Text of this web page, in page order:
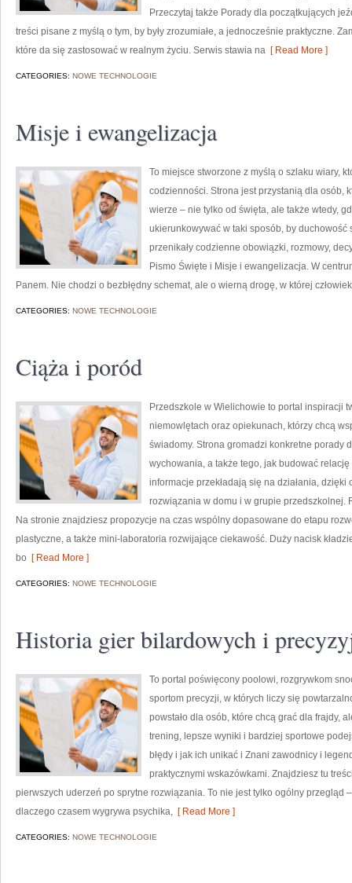
Przeczytaj także Porady dla początkujących
treści pisane z myślą o tym, by były zrozumiałe, a jednocześnie praktyczne.
które da się zastosować w realnym życiu. Serwis stawia na [ Read More ]
CATEGORIES: NOWE TECHNOLOGIE
Misje i ewangelizacja
To miejsce stworzone z myślą o szlaku wiary,
codzienności. Strona jest przystanią dla osób,
wierze – nie tylko od święta, ale także wtedy,
ukierunkowywać w taki sposób, by duchowość
przenikały codzienne obowiązki, rozmowy,
Pismo Święte i Misje i ewangelizacja. W
Panem. Nie chodzi o bezbłędny schemat, ale o wierną drogę, w której
CATEGORIES: NOWE TECHNOLOGIE
Ciąża i poród
Przedszkole w Wielichowie to portal inspiracji
niemowlętach oraz opiekunach, którzy chcą
świadomy. Strona gromadzi konkretne porady
wychowania, a także tego, jak budować
informacje przekładają się na działania,
rozwiązania w domu i w grupie przedszkolnej.
Na stronie znajdziesz propozycje na czas wspólny dopasowane do etapu
plastyczne, a także mini-laboratoria rozwijające ciekawość. Duży nacisk
bo [ Read More ]
CATEGORIES: NOWE TECHNOLOGIE
Historia gier bilardowych i
To portal poświęcony poolowi, rozgrywkom
sportom precyzji, w których liczy się
powstało dla osób, które chcą grać dla frajdy,
trening, lepsze wyniki i bardziej sportowe
błędy i jak ich unikać i Znani zawodnicy i
praktycznymi wskazówkami. Znajdziesz tu
pierwszych uderzeń po sprytne rozwiązania. To nie jest tylko ogólny przegląd
dlaczego czasem wygrywa psychika, [ Read More ]
CATEGORIES: NOWE TECHNOLOGIE